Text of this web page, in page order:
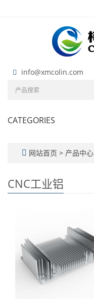
info@xmcolin.com
CATEGORIES
网站首页 > 产品中心
CNC工业铝